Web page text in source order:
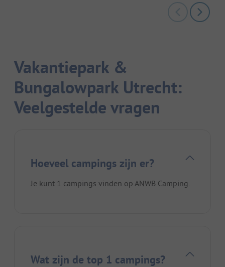
Vakantiepark &
Bungalowpark Utrecht:
Veelgestelde vragen
Hoeveel campings zijn er?
Je kunt 1 campings vinden op ANWB Camping.
Wat zijn de top 1 campings?